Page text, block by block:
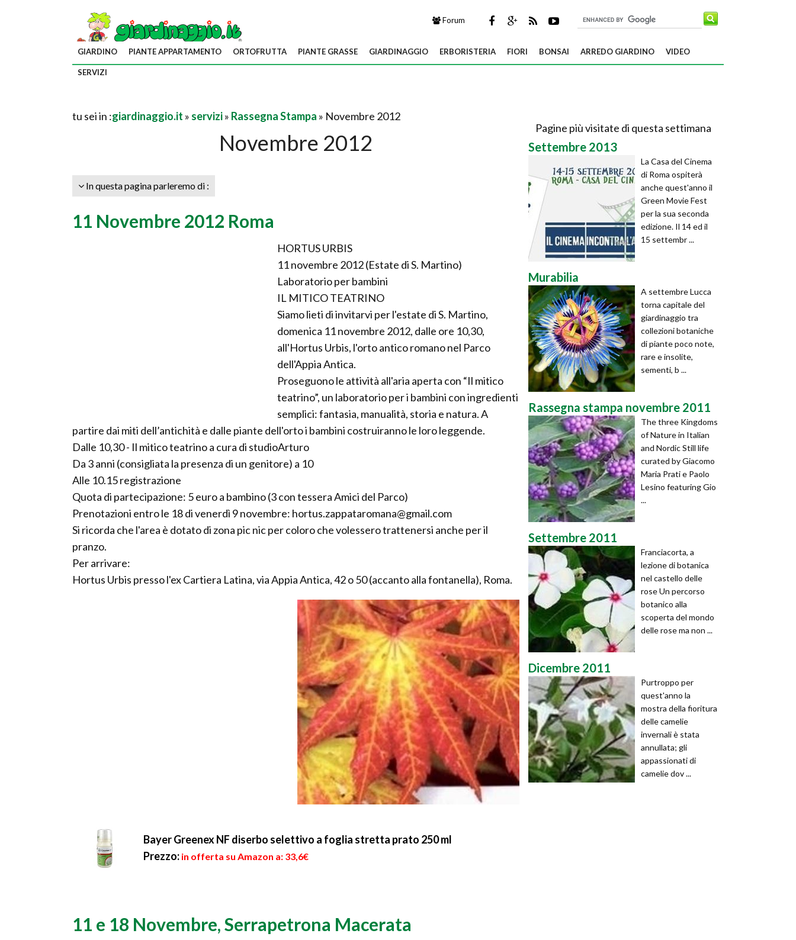
Forum
GIARDINO PIANTE APPARTAMENTO ORTOFRUTTA PIANTE GRASSE GIARDINAGGIO ERBORISTERIA FIORI BONSAI ARREDO GIARDINO VIDEO
SERVIZI
tu sei in :giardinaggio.it » servizi» Rassegna Stampa » Novembre 2012
Novembre 2012
In questa pagina parleremo di :
11 Novembre 2012 Roma
HORTUS URBIS
11 novembre 2012 (Estate di S. Martino)
Laboratorio per bambini
IL MITICO TEATRINO
Siamo lieti di invitarvi per l'estate di S. Martino,
domenica 11 novembre 2012, dalle ore 10,30,
all'Hortus Urbis, l'orto antico romano nel Parco
dell'Appia Antica.
Proseguono le attività all'aria aperta con “Il mitico
teatrino”, un laboratorio per i bambini con ingredienti
semplici: fantasia, manualità, storia e natura. A
partire dai miti dell’antichità e dalle piante dell'orto i bambini costruiranno le loro leggende.
Dalle 10,30 - Il mitico teatrino a cura di studioArturo
Da 3 anni (consigliata la presenza di un genitore) a 10
Alle 10.15 registrazione
Quota di partecipazione: 5 euro a bambino (3 con tessera Amici del Parco)
Prenotazioni entro le 18 di venerdì 9 novembre: hortus.zappataromana@gmail.com
Si ricorda che l'area è dotato di zona pic nic per coloro che volessero trattenersi anche per il
pranzo.
Per arrivare:
Hortus Urbis presso l'ex Cartiera Latina, via Appia Antica, 42 o 50 (accanto alla fontanella), Roma.
Bayer Greenex NF diserbo selettivo a foglia stretta prato 250 ml
Prezzo: in offerta su Amazon a: 33,6€
11 e 18 Novembre, Serrapetrona Macerata
Pagine più visitate di questa settimana
Settembre 2013
La Casa del Cinema
di Roma ospiterà
anche quest'anno il
Green Movie Fest
per la sua seconda
edizione. Il 14 ed il
15 settembr ...
Murabilia
A settembre Lucca
torna capitale del
giardinaggio tra
collezioni botaniche
di piante poco note,
rare e insolite,
sementi, b ...
Rassegna stampa novembre 2011
The three Kingdoms
of Nature in Italian
and Nordic Still life
curated by Giacomo
Maria Prati e Paolo
Lesino featuring Gio
...
Settembre 2011
Franciacorta, a
lezione di botanica
nel castello delle
rose Un percorso
botanico alla
scoperta del mondo
delle rose ma non ...
Dicembre 2011
Purtroppo per
quest'anno la
mostra della fioritura
delle camelie
invernali è stata
annullata; gli
appassionati di
camelie dov ...